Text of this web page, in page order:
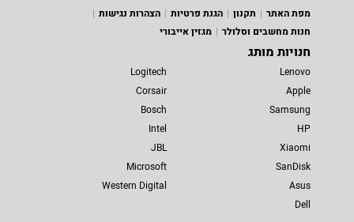
מפת האתר
תקנון הגנת פרטיות
הצהרות נגישות
חנות מחשבים וסלולר
מגזין אייבורי
חנויות מותג
Lenovo
Apple
Samsung
HP
Xiaomi
SanDisk
Asus
Dell
Logitech
Corsair
Bosch
Intel
JBL
Microsoft
Western Digital